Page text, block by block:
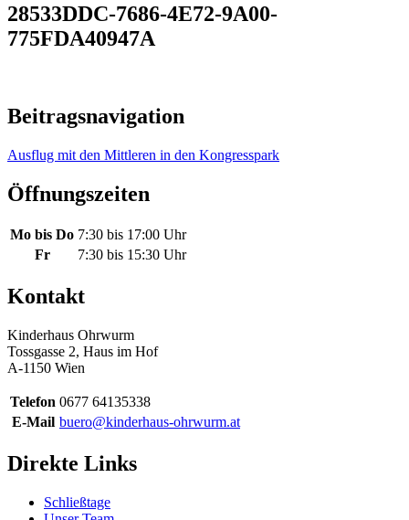
28533DDC-7686-4E72-9A00-
775FDA40947A
Beitragsnavigation
Ausflug mit den Mittleren in den Kongresspark
Öffnungszeiten
Mo bis Do 7:30 bis 17:00 Uhr
Fr
7:30 bis 15:30 Uhr
Kontakt
Kinderhaus Ohrwurm
Tossgasse 2, Haus im Hof
A-1150 Wien
Telefon 0677 64135338
E-Mail buero@kinderhaus-ohrwurm.at
Direkte Links
Schließtage